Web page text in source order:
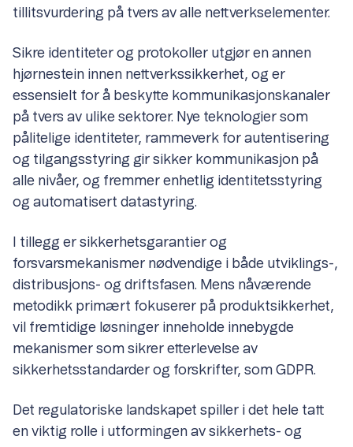
tillitsvurdering på tvers av alle nettverkselementer.
Sikre identiteter og protokoller utgjør en annen
hjørnestein innen nettverkssikkerhet, og er
essensielt for å beskytte kommunikasjonskanaler
på tvers av ulike sektorer. Nye teknologier som
pålitelige identiteter, rammeverk for autentisering
og tilgangsstyring gir sikker kommunikasjon på
alle nivåer, og fremmer enhetlig identitetsstyring
og automatisert datastyring.
I tillegg er sikkerhetsgarantier og
forsvarsmekanismer nødvendige i både utviklings-,
distribusjons- og driftsfasen. Mens nåværende
metodikk primært fokuserer på produktsikkerhet,
vil fremtidige løsninger inneholde innebygde
mekanismer som sikrer etterlevelse av
sikkerhetsstandarder og forskrifter, som GDPR.
Det regulatoriske landskapet spiller i det hele tatt
en viktig rolle i utformingen av sikkerhets- og